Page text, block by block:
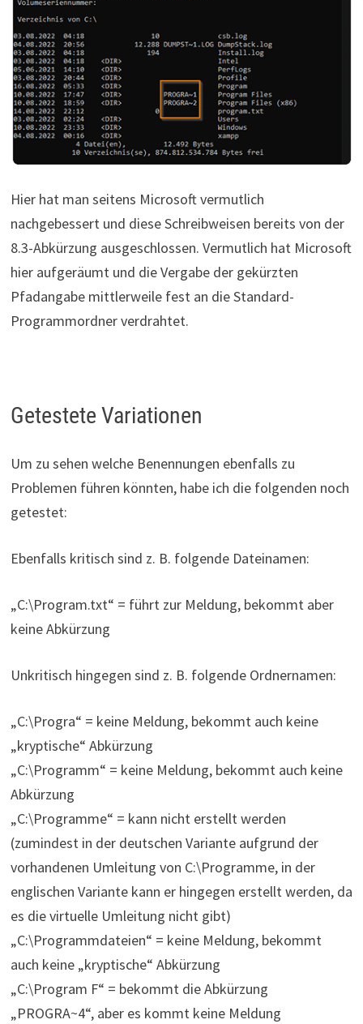
Hier hat man seitens Microsoft vermutlich
nachgebessert und diese Schreibweisen bereits von der
8.3-Abkürzung ausgeschlossen. Vermutlich hat Microsoft
hier aufgeräumt und die Vergabe der gekürzten
Pfadangabe mittlerweile fest an die Standard-
Programmordner verdrahtet.
Getestete Variationen
Um zu sehen welche Benennungen ebenfalls zu
Problemen führen könnten, habe ich die folgenden noch
getestet:
Ebenfalls kritisch sind z. B. folgende Dateinamen:
„C:\Program.txt“ = führt zur Meldung, bekommt aber
keine Abkürzung
Unkritisch hingegen sind z. B. folgende Ordnernamen:
„C:\Progra“ = keine Meldung, bekommt auch keine
„kryptische“ Abkürzung
„C:\Programm“ = keine Meldung, bekommt auch keine
Abkürzung
„C:\Programme“ = kann nicht erstellt werden
(zumindest in der deutschen Variante aufgrund der
vorhandenen Umleitung von C:\Programme, in der
englischen Variante kann er hingegen erstellt werden, da
es die virtuelle Umleitung nicht gibt)
„C:\Programmdateien“ = keine Meldung, bekommt
auch keine „kryptische“ Abkürzung
„C:\Program F“ = bekommt die Abkürzung
„PROGRA~4“, aber es kommt keine Meldung